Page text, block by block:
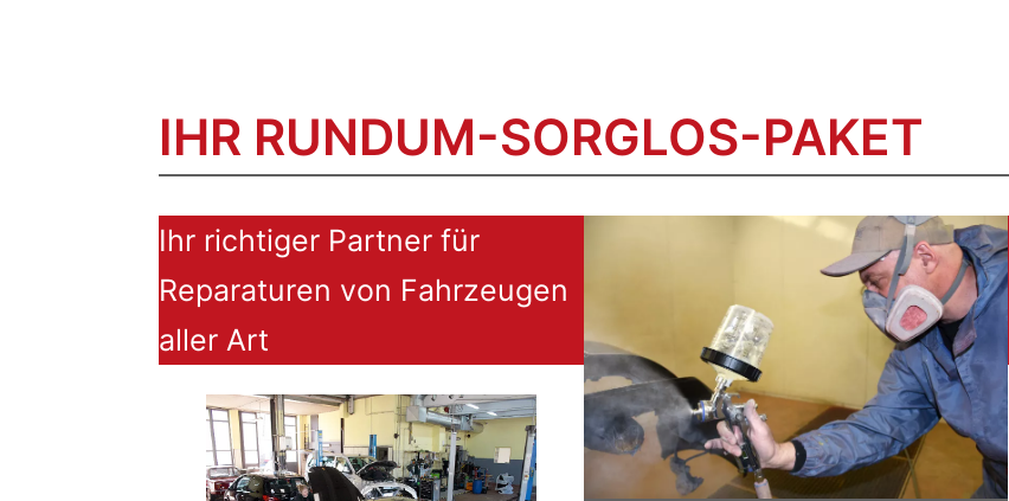
IHR RUNDUM-SORGLOS-PAKET
Ihr richtiger Partner für
Reparaturen von Fahrzeugen
aller Art